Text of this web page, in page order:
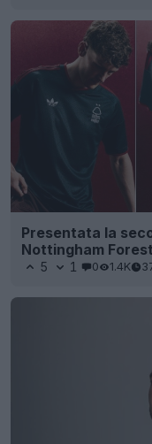
Presentata la
Nottingham Forest
5 1 0 1.4K